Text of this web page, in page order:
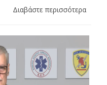
Διαβάστε περισσότερα